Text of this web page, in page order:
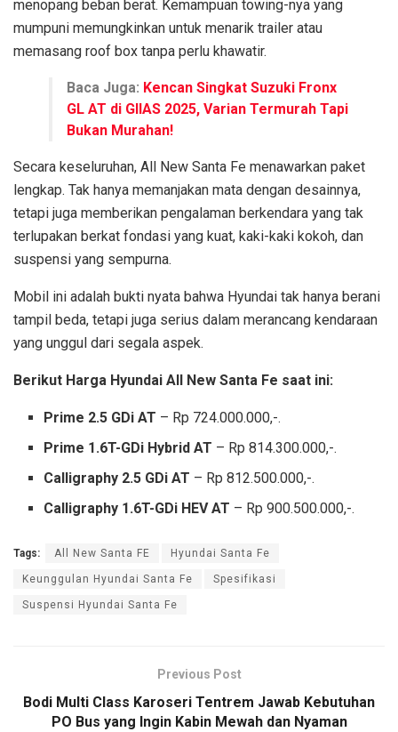
menopang beban berat. Kemampuan towing-nya yang
mumpuni memungkinkan untuk menarik trailer atau
memasang roof box tanpa perlu khawatir.
Baca Juga: Kencan Singkat Suzuki Fronx
GL AT di GIIAS 2025, Varian Termurah Tapi
Bukan Murahan!
Secara keseluruhan, All New Santa Fe menawarkan paket
lengkap. Tak hanya memanjakan mata dengan desainnya,
tetapi juga memberikan pengalaman berkendara yang tak
terlupakan berkat fondasi yang kuat, kaki-kaki kokoh, dan
suspensi yang sempurna.
Mobil ini adalah bukti nyata bahwa Hyundai tak hanya berani
tampil beda, tetapi juga serius dalam merancang kendaraan
yang unggul dari segala aspek.
Berikut Harga Hyundai All New Santa Fe saat ini:
Prime 2.5 GDi AT – Rp 724.000.000,-.
Prime 1.6T-GDi Hybrid AT – Rp 814.300.000,-.
Calligraphy 2.5 GDi AT – Rp 812.500.000,-.
Calligraphy 1.6T-GDi HEV AT – Rp 900.500.000,-.
Tags: All New Santa FE Hyundai Santa Fe
Keunggulan Hyundai Santa Fe Spesifikasi
Suspensi Hyundai Santa Fe
Previous Post
Bodi Multi Class Karoseri Tentrem Jawab Kebutuhan
PO Bus yang Ingin Kabin Mewah dan Nyaman